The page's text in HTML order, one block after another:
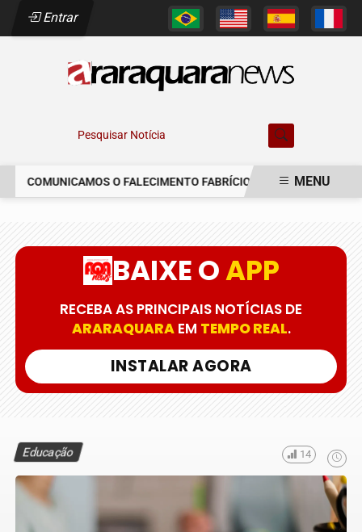
Entrar
Pesquisar Notícia
COMUNICAMOS O FALECIMENTO FABRÍCIO AUGUSTO FERREIRA
MENU
BAIXE OAPP
RECEBA AS PRINCIPAIS NOTÍCIAS DE
ARARAQUARAEM TEMPO REAL.
INSTALAR AGORA
Educação 14